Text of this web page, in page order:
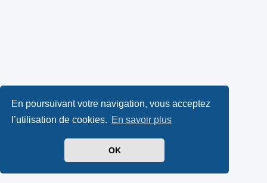
En poursuivant votre navigation, vous acceptez
l’utilisation de cookies. En savoir plus
OK